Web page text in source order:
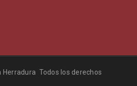
Todos los derechos